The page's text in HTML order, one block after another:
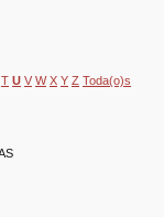
T U V W X Y Z Toda(o)s